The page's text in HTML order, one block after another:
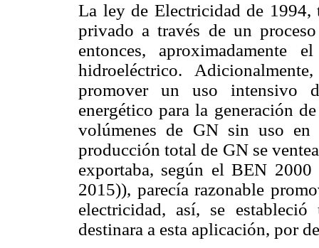
La ley de Electricidad de 1994,
privado a través de un
entonces,
hidroeléctrico.
promover un uso intensivo
energético para la generación
volúmenes de GN sin uso en
producción total de GN se
exportaba, según el BEN
2015)), parecía razonable
electricidad, así, se
destinara a esta aplicación, por